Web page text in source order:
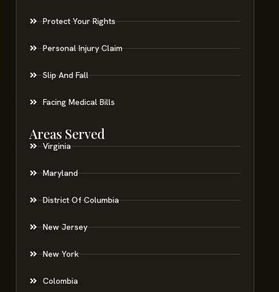
Protect Your Rights
Personal Injury Claim
Slip And Fall
Facing Medical Bills
Areas Served
Virginia
Maryland
District Of Columbia
New Jersey
New York
Colombia